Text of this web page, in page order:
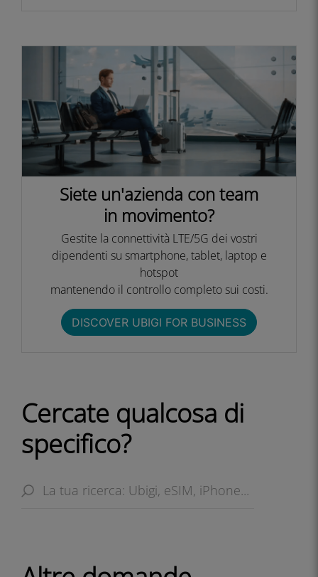
Siete un'azienda con team
in movimento?
Gestite la connettività LTE/5G dei vostri
dipendenti su smartphone, tablet, laptop e
hotspot
mantenendo il controllo completo sui costi.​
DISCOVER UBIGI FOR BUSINESS​
Cercate qualcosa di
specifico?